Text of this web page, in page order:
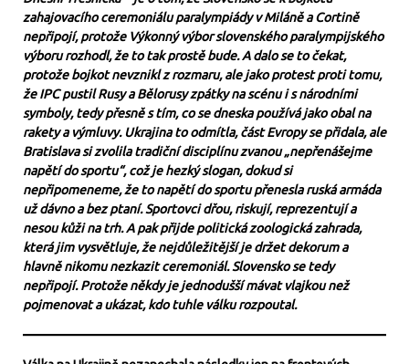
zahajovacího ceremoniálu paralympiády v Miláně a Cortině
nepřipojí, protože Výkonný výbor slovenského paralympijského
výboru rozhodl, že to tak prostě bude. A dalo se to čekat,
protože bojkot nevznikl z rozmaru, ale jako protest proti tomu,
že IPC pustil Rusy a Bělorusy zpátky na scénu i s národními
symboly, tedy přesně s tím, co se dneska používá jako obal na
rakety a výmluvy. Ukrajina to odmítla, část Evropy se přidala, ale
Bratislava si zvolila tradiční disciplínu zvanou „nepřenášejme
napětí do sportu“, což je hezký slogan, dokud si
nepřipomeneme, že to napětí do sportu přenesla ruská armáda
už dávno a bez ptaní. Sportovci dřou, riskují, reprezentují a
nesou kůži na trh. A pak přijde politická zoologická zahrada,
která jim vysvětluje, že nejdůležitější je držet dekorum a
hlavně nikomu nezkazit ceremoniál. Slovensko se tedy
nepřipojí. Protože někdy je jednodušší mávat vlajkou než
pojmenovat a ukázat, kdo tuhle válku rozpoutal.